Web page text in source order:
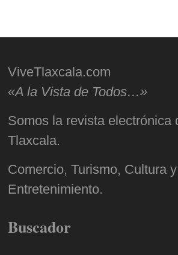
ViveTlaxcala.com
«A la Vista de Todos…»
Somos la revista electrónica
Tlaxcala.
Comercio, Turismo, Cultura y
Entretenimiento.
Buscador